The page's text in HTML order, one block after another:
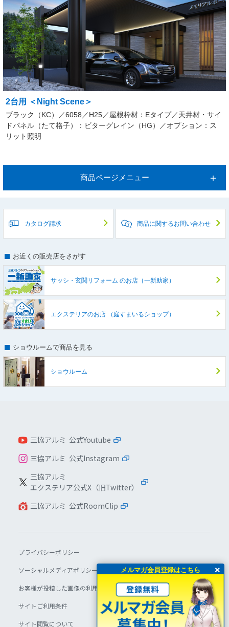
2台用 ＜Night Scene＞
ブラック（KC）／6058／H25／屋根枠材：Eタイプ／天井材・サイ
ドパネル（たて格子）：ビターグレイン（HG）／オプション：ス
リット照明
商品ページメニュー
カタログ請求 商品に関するお問い合わせ
お近くの販売店をさがす
サッシ・玄関リフォーム のお店（一新助家）
エクステリアのお店（庭すまいるショップ）
ショウルームで商品を見る
ショウルーム
三協アルミ 公式Youtube
三協アルミ 公式Instagram
三協アルミ
エクステリア公式X（旧Twitter）
三協アルミ 公式RoomClip
プライバシーポリシー
ソーシャルメディアポリシー
お客様が投稿した画像の利用について
サイトご利用条件
サイト閲覧について
×
メルマガ会員登録はこちら